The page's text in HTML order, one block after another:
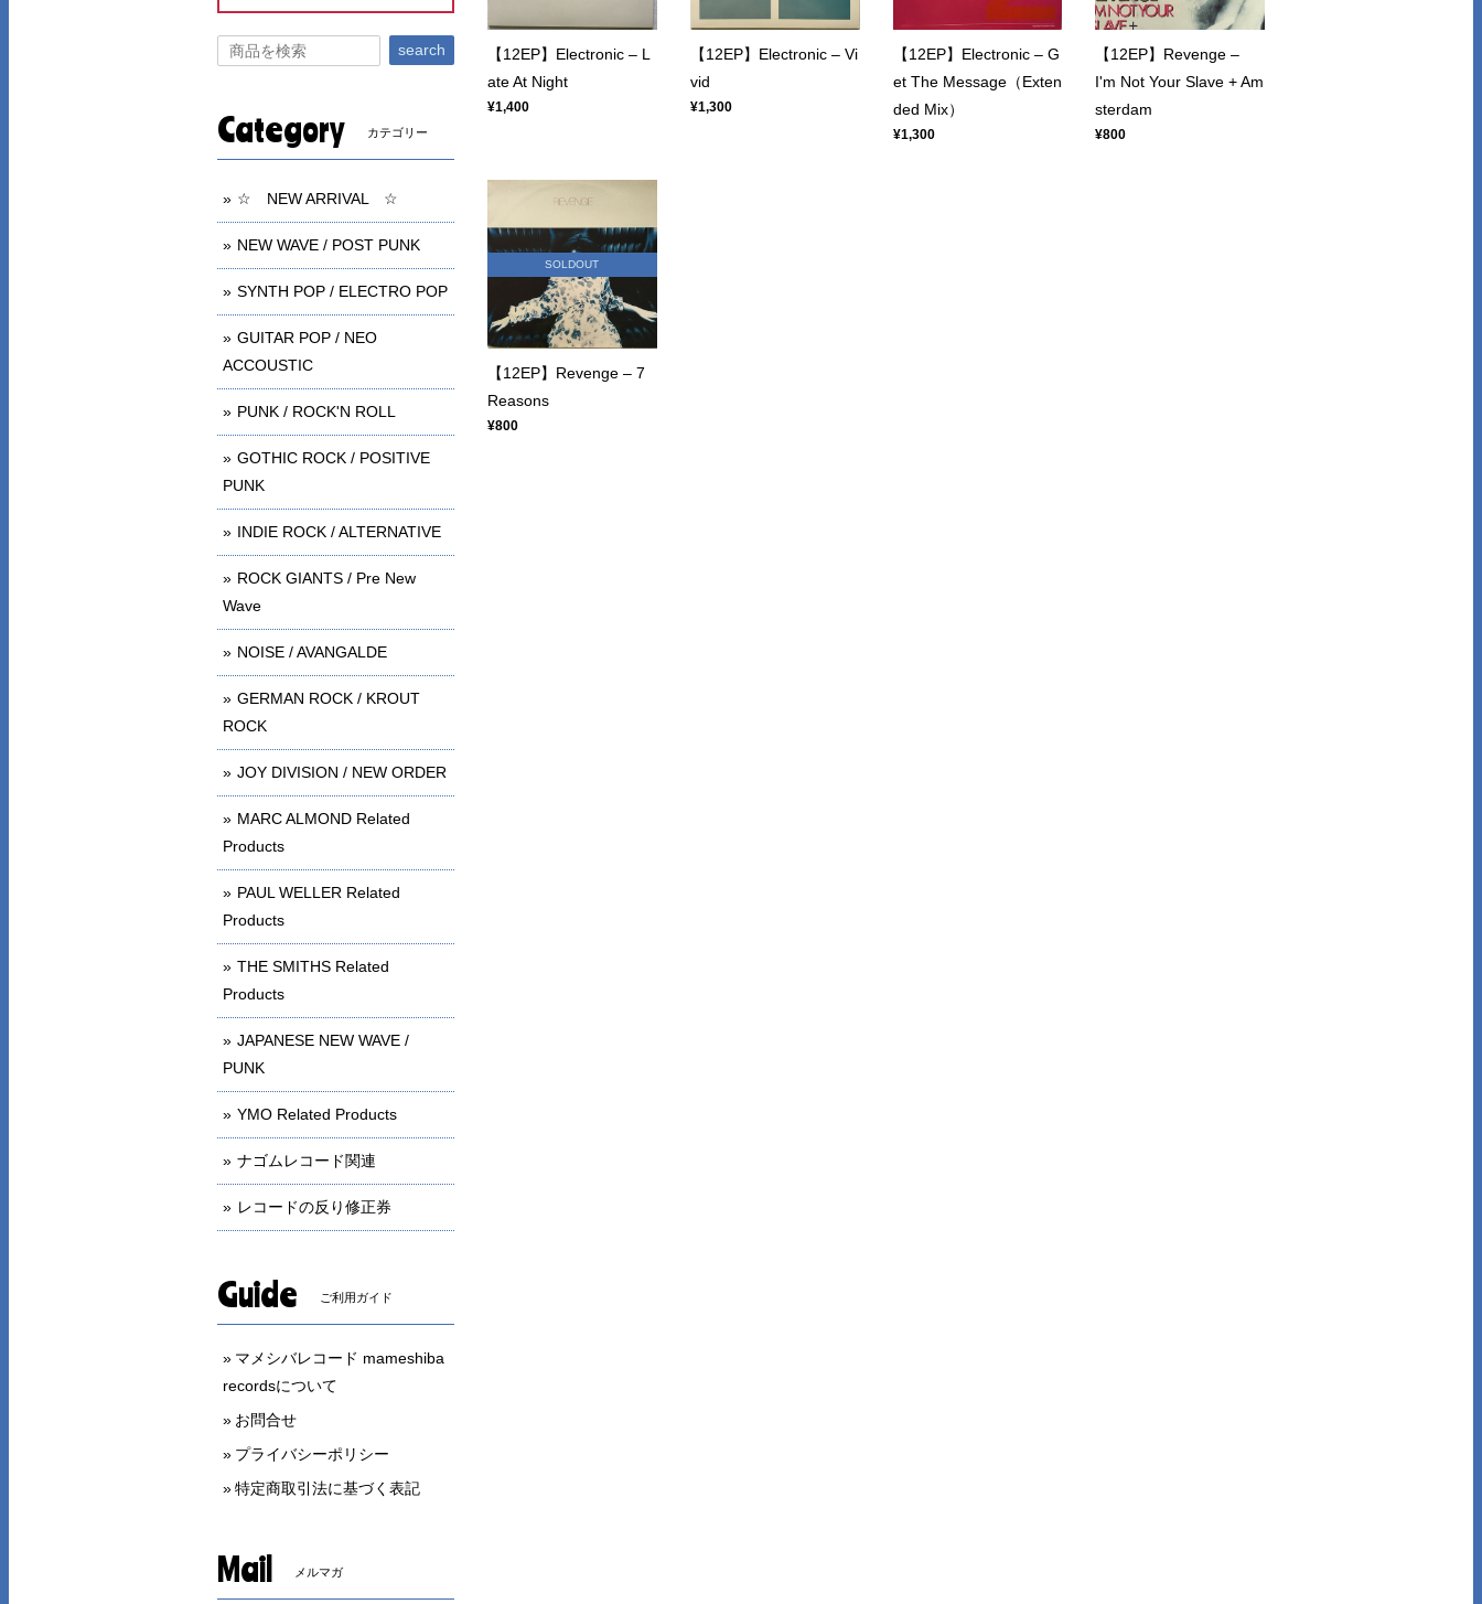
【12EP】Electronic – L
ate At Night
¥1,400
【12EP】Electronic – Vi
vid
¥1,300
【12EP】Electronic – G
et The Message（Exten
ded Mix）
¥1,300
【12EP】Revenge –
I'm Not Your Slave + Am
sterdam
¥800
SOLDOUT
【12EP】Revenge – 7
Reasons
¥800
search
Category カテゴリー
☆ NEW ARRIVAL ☆
NEW WAVE / POST PUNK
SYNTH POP / ELECTRO POP
GUITAR POP / NEO
ACCOUSTIC
PUNK / ROCK'N ROLL
GOTHIC ROCK / POSITIVE
PUNK
INDIE ROCK / ALTERNATIVE
ROCK GIANTS / Pre New
Wave
NOISE / AVANGALDE
GERMAN ROCK / KROUT
ROCK
JOY DIVISION / NEW ORDER
MARC ALMOND Related
Products
PAUL WELLER Related
Products
THE SMITHS Related
Products
JAPANESE NEW WAVE /
PUNK
YMO Related Products
ナゴムレコード関連
レコードの反り修正券
Guide ご利用ガイド
マメシバレコード mameshiba
recordsについて
お問合せ
プライバシーポリシー
特定商取引法に基づく表記
Mail メルマガ